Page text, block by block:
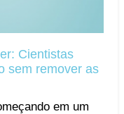
Cientistas
sem remover as
em um